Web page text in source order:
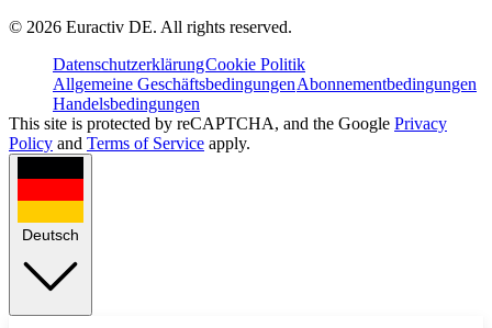
© 2026 Euractiv DE. All rights reserved.
DatenschutzerklärungCookie Politik
Allgemeine GeschäftsbedingungenAbonnementbedingungen
Handelsbedingungen
This site is protected by reCAPTCHA, and the Google Privacy
Policy and Terms of Service apply.
Deutsch